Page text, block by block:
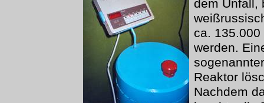
dem Unfall,
ca.
werden.
Reaktor
Nachdem